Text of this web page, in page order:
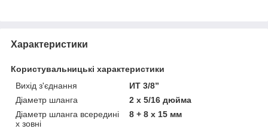
Характеристики
Користувальницькі характеристики
Вихід з'єднання
ИТ 3/8”
Діаметр шланга
2 х 5/16 дюйма
Діаметр шланга всередині
x зовні
8 + 8 х 15 мм